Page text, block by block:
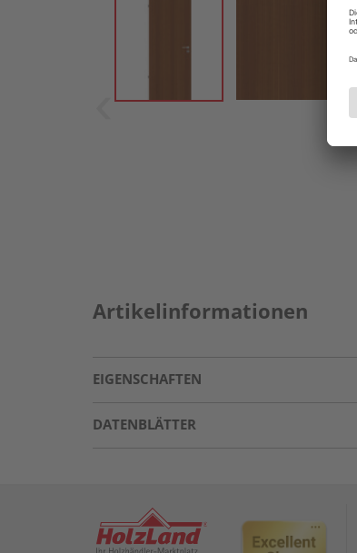
Artikelinformationen
EIGENSCHAFTEN
DATENBLÄTTER